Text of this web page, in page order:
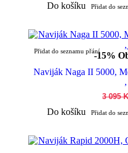
Do košíku
Přidat do
-15%
Přidat do seznamu přání
Naviják Naga II 5000,
3 095
Do košíku
Přidat do